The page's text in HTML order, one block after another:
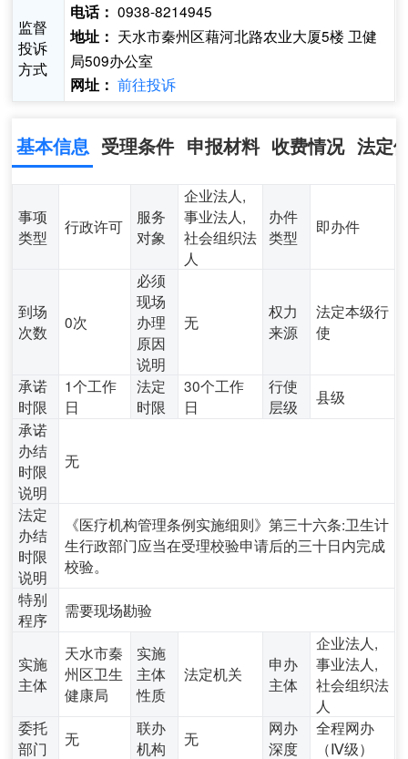
监督
投诉
方式
电话： 0938-8214945
地址： 天水市秦州区藉河北路农业大厦5楼 卫健
局509办公室
网址： 前往投诉
基本信息 受理条件 申报材料 收费情况 法定
事项
类型
行政许可
服务
对象
企业法人,
事业法人,
社会组织法
人
办件
类型
即办件
到场
次数
0次
必须
现场
办理
原因
说明
无
权力
来源
法定本级行
使
承诺
时限
1个工作
日
法定
时限
30个工作
日
行使
层级
县级
承诺
办结
时限
说明
无
法定
办结
时限
说明
《医疗机构管理条例实施细则》第三十六条:卫生计
生行政部门应当在受理校验申请后的三十日内完成
校验。
特别
程序
需要现场勘验
实施
主体
天水市秦
州区卫生
健康局
实施
主体
性质
法定机关
申办
主体
企业法人,
事业法人,
社会组织法
人
委托
部门
无
联办
机构
无
网办
深度
全程网办
（Ⅳ级）